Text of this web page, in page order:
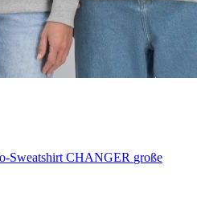
Sweatshirt CHANGER große